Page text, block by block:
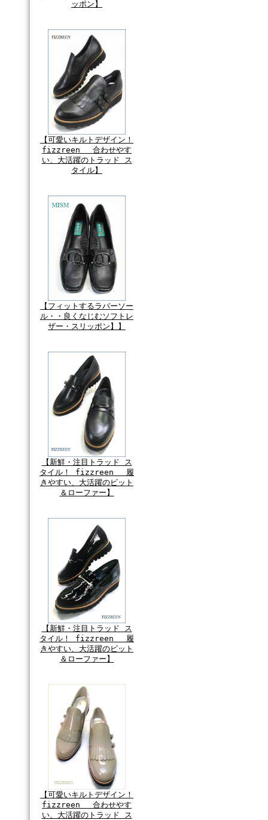
ッポン】
【可愛いキルトデザイン！
fizzreen 合わせやす
い、大活躍のトラッド ス
タイル】
【フィットするラバーソー
ル・・良くなじむソフトレ
ザー・スリッポン】】
【新鮮・注目トラッド ス
タイル！ fizzreen 履
きやすい、大活躍のビット
＆ローファー】
【新鮮・注目トラッド ス
タイル！ fizzreen 履
きやすい、大活躍のビット
＆ローファー】
【可愛いキルトデザイン！
fizzreen 合わせやす
い、大活躍のトラッド ス